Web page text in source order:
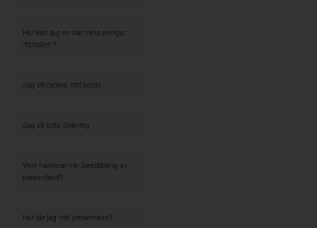
Hur kan jag se när mina pengar
"förfaller"?
Jag vill radera mitt konto
Jag vill byta förening
Vem hanterar min beställning av
presentkort?
Hur får jag mitt presentkort?